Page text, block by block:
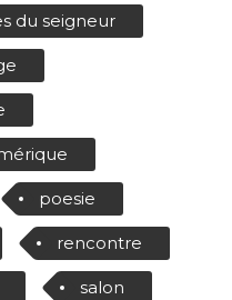
du seigneur
poesie
rencontre
salon